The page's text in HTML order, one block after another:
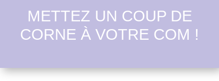
METTEZ UN COUP DE
CORNE À VOTRE COM !